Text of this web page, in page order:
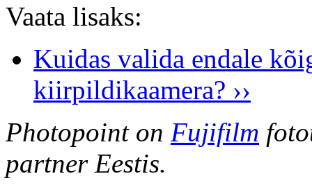
Vaata lisaks:
Kuidas valida endale
kiirpildikaamera? ››
Photopoint on Fujifilm
partner Eestis.